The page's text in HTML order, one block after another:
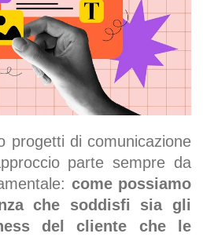
progetti di comunicazione
parte sempre da
come possiamo
che soddisfi sia gli
del cliente che le